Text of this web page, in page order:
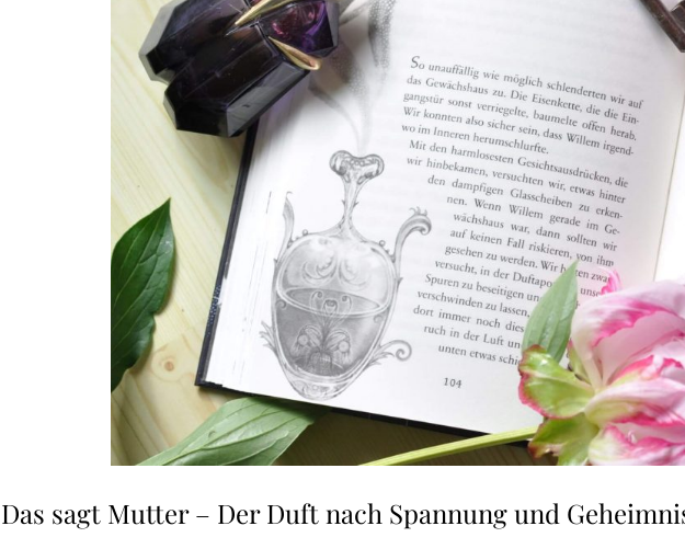
Das sagt Mutter – Der Duft nach Spannung und